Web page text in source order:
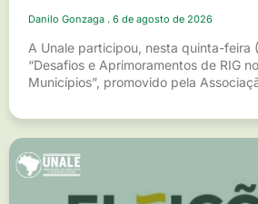
Danilo Gonzaga 6 de agosto de 2026
A Unale participou, nesta quinta-feira
“Desafios e Aprimoramentos de RIG
Municípios”, promovido pela